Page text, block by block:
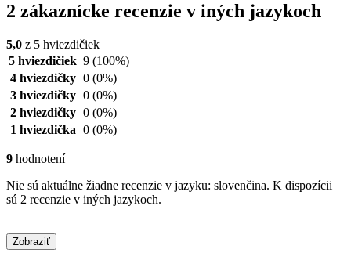
2 zákaznícke recenzie v iných jazykoch
5,0 z 5 hviezdičiek
5 hviezdičiek 9 (100%)
4 hviezdičky 0 (0%)
3 hviezdičky 0 (0%)
2 hviezdičky 0 (0%)
1 hviezdička 0 (0%)
9 hodnotení
Nie sú aktuálne žiadne recenzie v jazyku: slovenčina. K dispozícii
sú 2 recenzie v iných jazykoch.
Zobraziť